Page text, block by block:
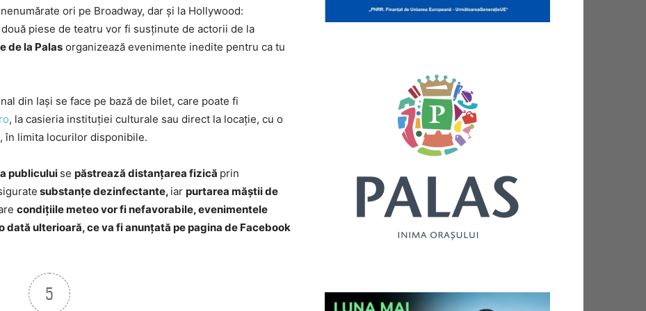
ori pe Broadway, dar și la Hollywood:
piese de teatru vor fi susținute de actorii de la
de la Palas organizează evenimente inedite pentru ca tu
din Iași se face pe bază de bilet, care poate fi
, la casieria instituției culturale sau direct la locație, cu o
în limita locurilor disponibile.
publicului se păstrează distanțarea fizică prin
substanțe dezinfectante, iar purtarea măștii de
condițiile meteo vor fi nefavorabile, evenimentele
ulterioară, ce va fi anunțată pe pagina de Facebook
5